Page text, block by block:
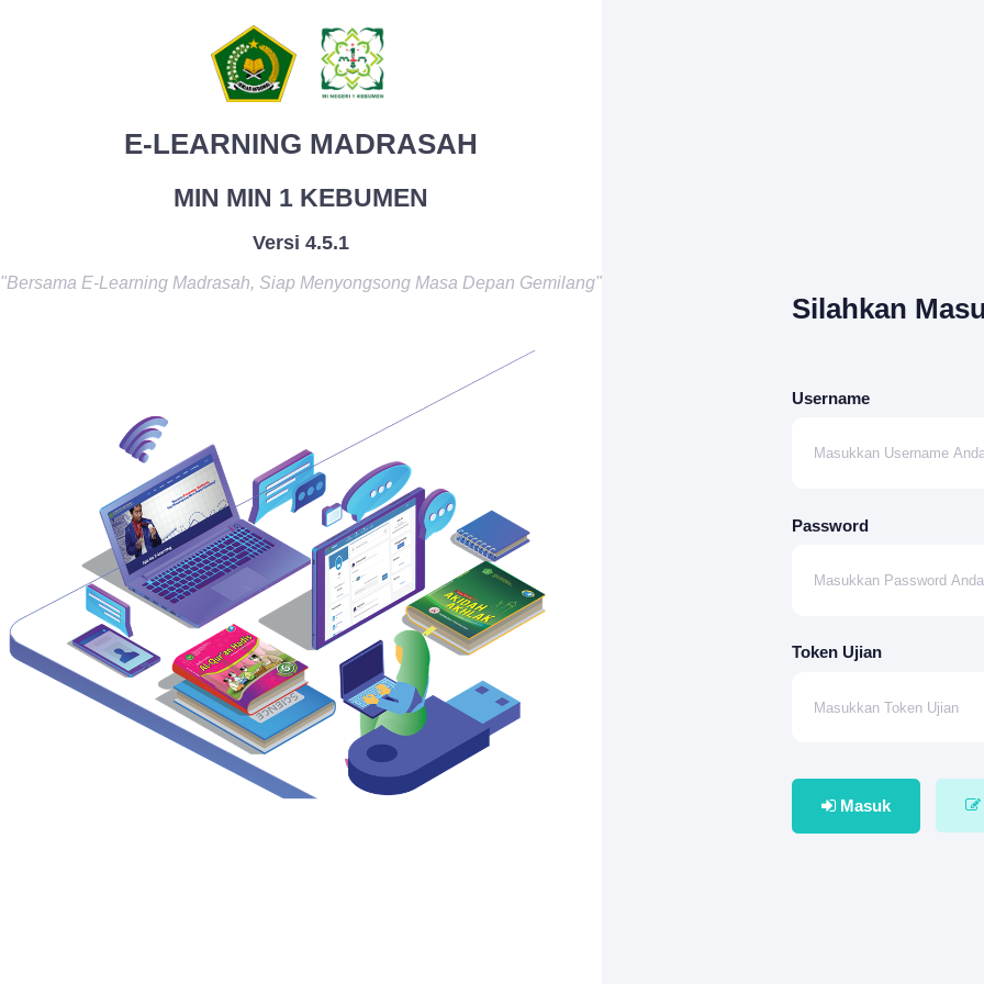
E-LEARNING MADRASAH
MIN MIN 1 KEBUMEN
Versi 4.5.1
"Bersama E-Learning Madrasah, Siap Menyongsong Masa Depan Gemilang"
Silahkan
Username
Password
Token Ujian
Masuk